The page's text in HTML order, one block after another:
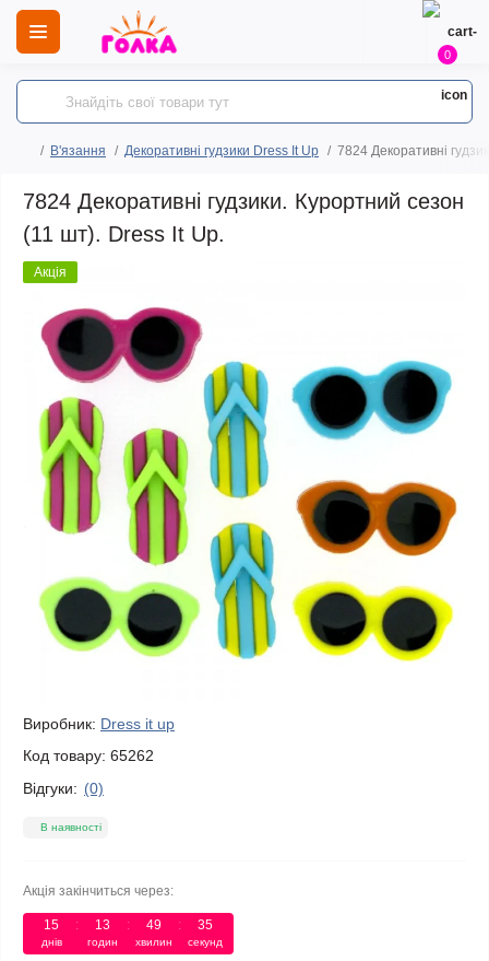
0
В'язання Декоративні гудзики Dress It Up 7824 Декоративні
7824 Декоративні гудзики. Курортний сезон
(11 шт). Dress It Up.
Акція
Виробник: Dress it up
Код товару: 65262
Відгуки: (0)
В наявності
Акція закінчиться через:
15
днів
: 13
годин
: 49
хвилин
: 35
секунд